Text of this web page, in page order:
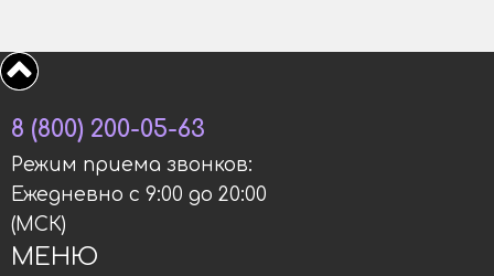
МЕНЮ
8 (800) 200-05-63
Режим приема звонков:
Ежедневно с 9:00 до 20:00
(МСК)